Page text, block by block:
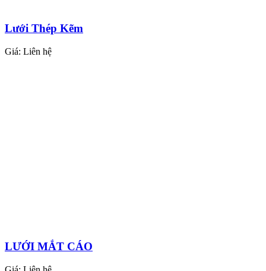
Lưới Thép Kẽm
Giá: Liên hệ
LƯỚI MẮT CÁO